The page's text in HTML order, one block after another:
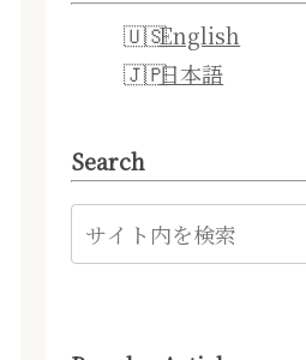
English
日本語
Search